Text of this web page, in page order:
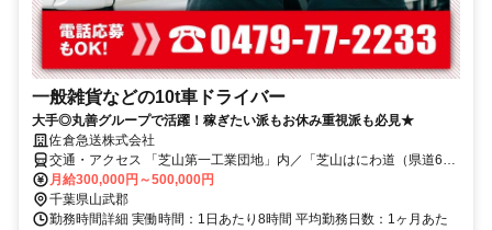
一般雑貨などの10t車ドライバー
大手◎丸善グループで活躍！稼ぎたい派もお休み重視派も必見★
佐倉急送株式会社
交通・アクセス 「芝山第一工業団地」内／「芝山はにわ道（県道62
号）」から車でスグ！
月給300,000円～500,000円
千葉県山武郡
勤務時間詳細 実働時間：1日あたり8時間 平均勤務日数：1ヶ月あた